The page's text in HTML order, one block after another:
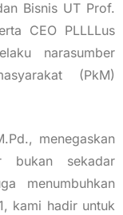
Bisnis UT Prof.
CEO PLLLLus
narasumber
(PkM)
menegaskan
bukan sekadar
menumbuhkan
kami hadir untuk